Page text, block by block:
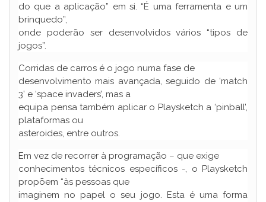
do que a aplicação” em si. “É uma ferramenta e um
brinquedo”,
onde poderão ser desenvolvidos vários “tipos de
jogos”.
Corridas de carros é o jogo numa fase de
desenvolvimento mais avançada, seguido de ‘match
3’ e ‘space invaders’, mas a
equipa pensa também aplicar o Playsketch a ‘pinball’,
plataformas ou
asteroides, entre outros.
Em vez de recorrer à programação – que exige
conhecimentos técnicos específicos -, o Playsketch
propõem “às pessoas que
imaginem no papel o seu jogo. Esta é uma forma